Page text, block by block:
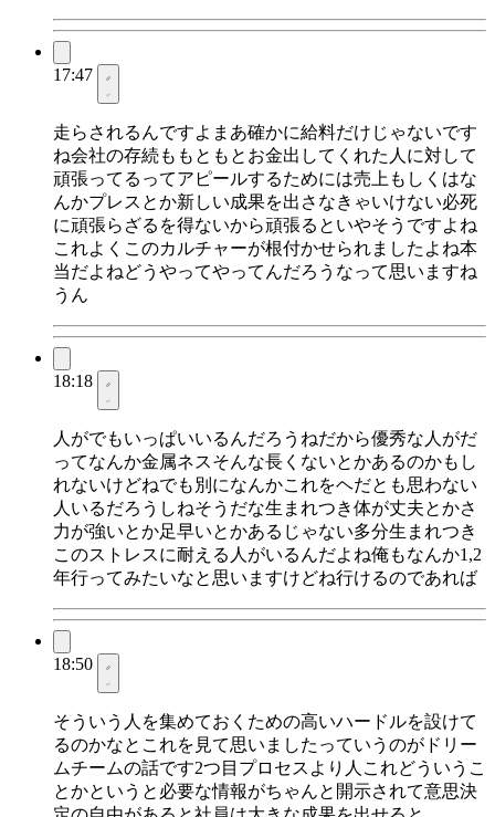
17:47
走らされるんですよまあ確かに給料だけじゃないです
ね会社の存続ももともとお金出してくれた人に対して
頑張ってるってアピールするためには売上もしくはな
んかプレスとか新しい成果を出さなきゃいけない必死
に頑張らざるを得ないから頑張るといやそうですよね
これよくこのカルチャーが根付かせられましたよね本
当だよねどうやってやってんだろうなって思いますね
うん
18:18
人がでもいっぱいいるんだろうねだから優秀な人がだ
ってなんか金属ネスそんな長くないとかあるのかもし
れないけどねでも別になんかこれをヘだとも思わない
人いるだろうしねそうだな生まれつき体が丈夫とかさ
力が強いとか足早いとかあるじゃない多分生まれつき
このストレスに耐える人がいるんだよね俺もなんか1,2
年行ってみたいなと思いますけどね行けるのであれば
18:50
そういう人を集めておくための高いハードルを設けて
るのかなとこれを見て思いましたっていうのがドリー
ムチームの話です2つ目プロセスより人これどういうこ
とかというと必要な情報がちゃんと開示されて意思決